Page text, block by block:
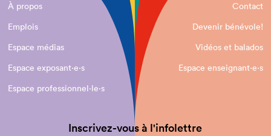
À propos
Contact
Emplois
Devenir bénévole!
Espace médias
Vidéos et balados
Espace exposant·e⋅s
Espace enseignant·e⋅s
Espace professionnel·le⋅s
Inscrivez-vous à l'infolettre